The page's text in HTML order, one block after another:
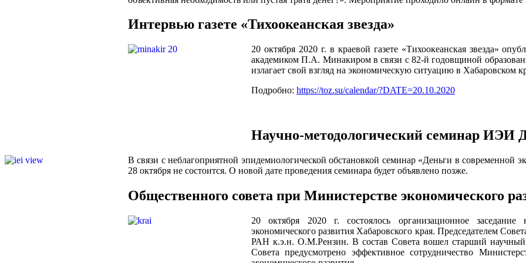
Интервью газете «Тихоокеанская звезда»
20 октября 2020 г. в краевой газете «Тихоокеанская звезда»
академиком П.А. Минакиром в связи с 82-й годовщиной
излагает свой взгляд на экономическую ситуацию в Хабаровском
Подробно: https://toz.su/calendar/?DATE=20.10.2020
Научно-методологический семинар
В связи с неблагоприятной эпидемиологической обстановкой семинар «Деньги в
28 октября не состоится. О новой дате проведения семинара будет объявлено позже.
Общественного совета при Министерстве экономического
20 октября 2020 г. состоялось организационное
экономического развития Хабаровского края. Председателем
РАН к.э.н. О.М.Рензин. В состав Совета вошел старший
Совета предусмотрено эффективное сотрудничество